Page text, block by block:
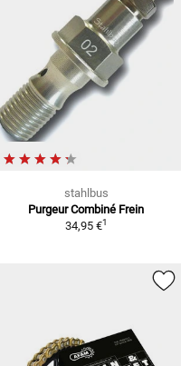
stahlbus
Purgeur Combiné Frein
34,95 €1